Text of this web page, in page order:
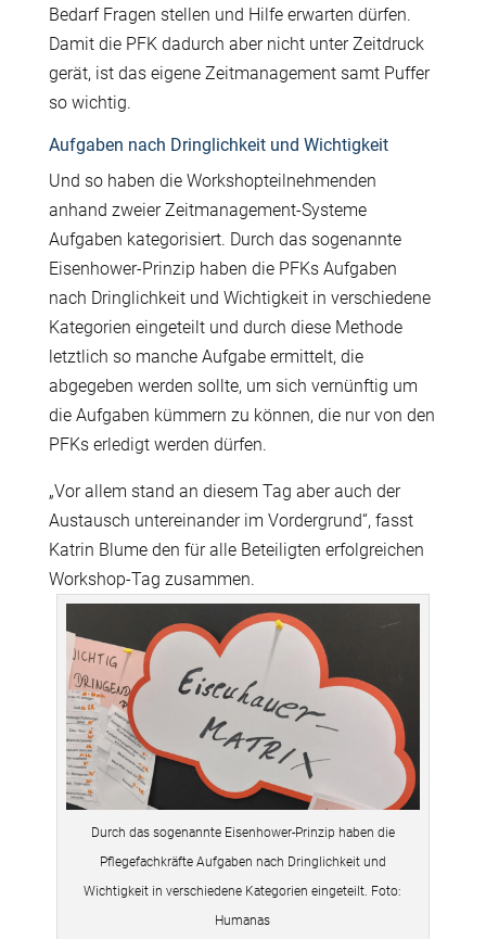
Bedarf Fragen stellen und Hilfe erwarten dürfen.
Damit die PFK dadurch aber nicht unter Zeitdruck
gerät, ist das eigene Zeitmanagement samt Puffer
so wichtig.
Aufgaben nach Dringlichkeit und Wichtigkeit
Und so haben die Workshopteilnehmenden
anhand zweier Zeitmanagement-Systeme
Aufgaben kategorisiert. Durch das sogenannte
Eisenhower-Prinzip haben die PFKs Aufgaben
nach Dringlichkeit und Wichtigkeit in verschiedene
Kategorien eingeteilt und durch diese Methode
letztlich so manche Aufgabe ermittelt, die
abgegeben werden sollte, um sich vernünftig um
die Aufgaben kümmern zu können, die nur von den
PFKs erledigt werden dürfen.
„Vor allem stand an diesem Tag aber auch der
Austausch untereinander im Vordergrund“, fasst
Katrin Blume den für alle Beteiligten erfolgreichen
Workshop-Tag zusammen.
Durch das sogenannte Eisenhower-Prinzip haben die
Pflegefachkräfte Aufgaben nach Dringlichkeit und
Wichtigkeit in verschiedene Kategorien eingeteilt. Foto:
Humanas